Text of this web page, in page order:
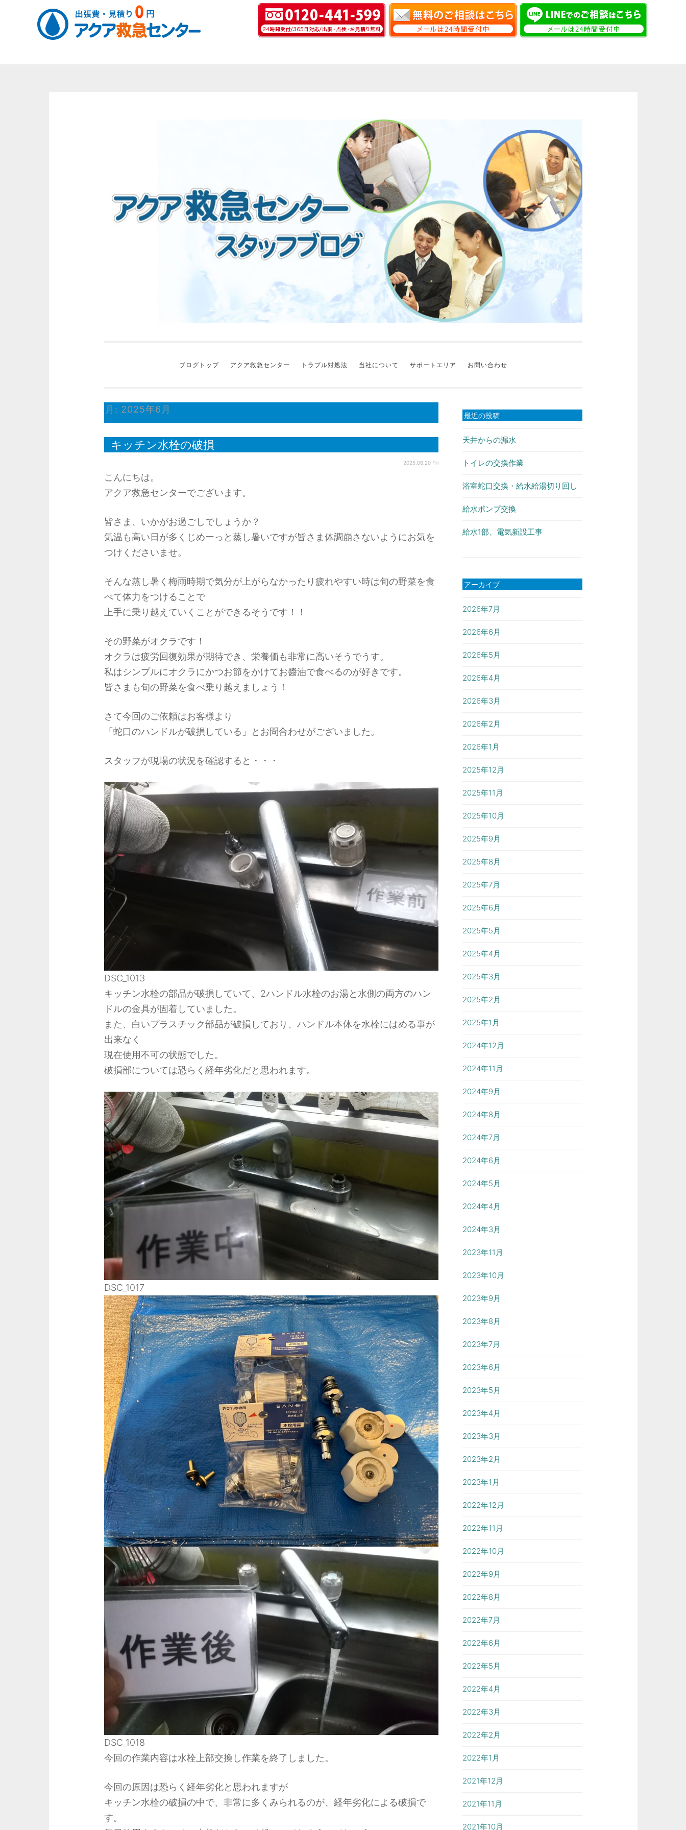
ブログトップ アクア救急センター トラブル対処法 当社について サポートエリア お問い合わせ
月: 2025年6月
キッチン水栓の破損
2025.06.20 Fri
こんにちは。
アクア救急センターでございます。
皆さま、いかがお過ごしでしょうか？
気温も高い日が多くじめーっと蒸し暑いですが皆さま体調崩さないようにお気を
つけくださいませ。
そんな蒸し暑く梅雨時期で気分が上がらなかったり疲れやすい時は旬の野菜を食
べて体力をつけることで
上手に乗り越えていくことができるそうです！！
その野菜がオクラです！
オクラは疲労回復効果が期待でき、栄養価も非常に高いそうでうす。
私はシンプルにオクラにかつお節をかけてお醬油で食べるのが好きです。
皆さまも旬の野菜を食べ乗り越えましょう！
さて今回のご依頼はお客様より
「蛇口のハンドルが破損している」とお問合わせがございました。
スタッフが現場の状況を確認すると・・・
DSC_1013
キッチン水栓の部品が破損していて、2ハンドル水栓のお湯と水側の両方のハン
ドルの金具が固着していました。
また、白いプラスチック部品が破損しており、ハンドル本体を水栓にはめる事が
出来なく
現在使用不可の状態でした。
破損部については恐らく経年劣化だと思われます。
DSC_1017
DSC_1018
今回の作業内容は水栓上部交換し作業を終了しました。
今回の原因は恐らく経年劣化と思われますが
キッチン水栓の破損の中で、非常に多くみられるのが、経年劣化による破損で
す。
最近の投稿
天井からの漏水
トイレの交換作業
浴室蛇口交換・給水給湯切り回し
給水ポンプ交換
給水1部、電気新設工事
アーカイブ
2026年7月
2026年6月
2026年5月
2026年4月
2026年3月
2026年2月
2026年1月
2025年12月
2025年11月
2025年10月
2025年9月
2025年8月
2025年7月
2025年6月
2025年5月
2025年4月
2025年3月
2025年2月
2025年1月
2024年12月
2024年11月
2024年9月
2024年8月
2024年7月
2024年6月
2024年5月
2024年4月
2024年3月
2023年11月
2023年10月
2023年9月
2023年8月
2023年7月
2023年6月
2023年5月
2023年4月
2023年3月
2023年2月
2023年1月
2022年12月
2022年11月
2022年10月
2022年9月
2022年8月
2022年7月
2022年6月
2022年5月
2022年4月
2022年3月
2022年2月
2022年1月
2021年12月
2021年11月
2021年10月